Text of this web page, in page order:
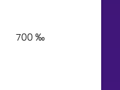
700 ‰